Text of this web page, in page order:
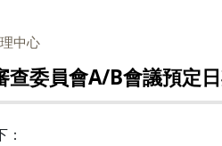
中心
查委員會A/B會議預定